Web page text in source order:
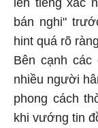
lên tiếng xác
bán nghi"
hint quá rõ
Bên cạnh các
nhiều người
phong cách
khi vướng tin